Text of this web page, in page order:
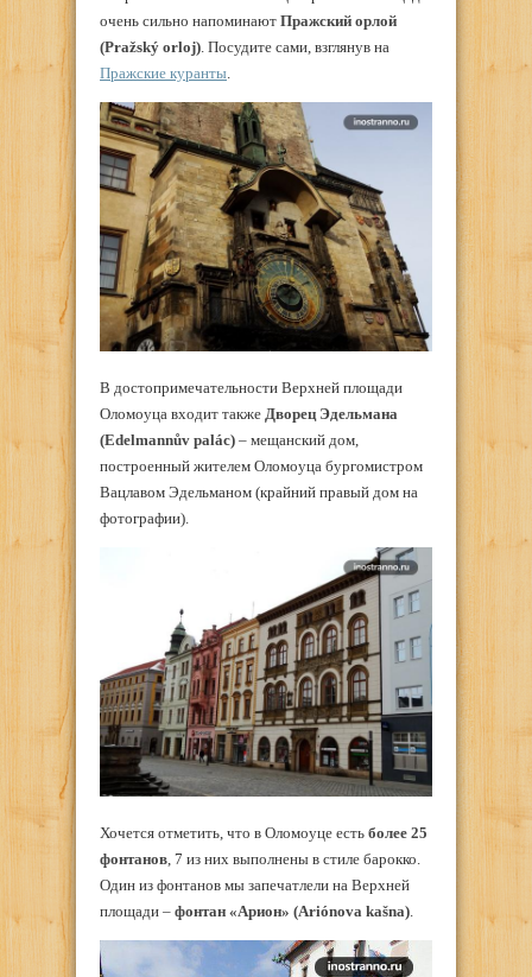
очень сильно напоминают Пражский орлой
(Pražský orloj) . Посудите сами, взглянув на
Пражские куранты
В достопримечательности Верхней площади
Оломоуца входит также Дворец Эдельмана
(Edelmannův palác) – мещанский дом,
построенный жителем Оломоуца бургомистром
Вацлавом Эдельманом (крайний правый дом на
фотографии).
Хочется отметить, что в Оломоуце есть более 25
фонтанов , 7 из них выполнены в стиле барокко.
Один из фонтанов мы запечатлели на Верхней
площади – фонтан «Арион» (Ariónova kašna)